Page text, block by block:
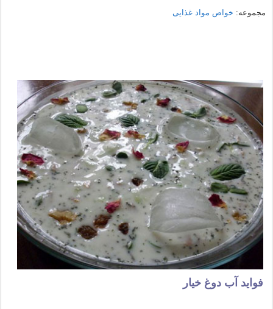
مجموعه: خواص مواد غذایی
فواید آب دوغ خیار